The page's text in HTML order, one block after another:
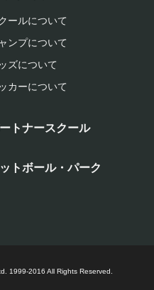
ールについて
ンプについて
ズについて
カーについて
トナースクール
トボール・パーク
1999-2016 All Rights Reserved.